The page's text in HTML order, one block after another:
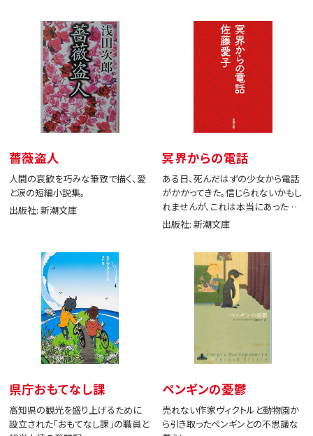
薔薇盗人
人間の哀歓を巧みな筆致で描く、愛
と涙の短編小説集。
出版社: 新潮文庫
冥界からの電話
ある日、死んだはずの少女から電話
がかかってきた。信じられないかもし
れませんが、これは本当にあった出
来事です。
出版社: 新潮文庫
県庁おもてなし課
高知県の観光を盛り上げるために
設立された「おもてなし課」の職員と
ペンギンの憂鬱
売れない作家ヴィクトルと動物園か
ら引き取ったペンギンとの不思議な